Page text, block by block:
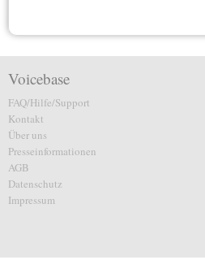
Voicebase
FAQ/Hilfe/Support
Kontakt
Über uns
Presseinformationen
AGB
Datenschutz
Impressum